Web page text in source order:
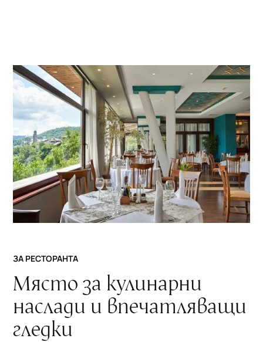
ЗА РЕСТОРАНТА
Място за кулинарни
наслади и впечатляващи
гледки